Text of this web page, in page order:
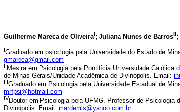
Guilherme Mareca de OliveiraI; Juliana Nunes de BarrosII;
IGraduado em psicologia pela Universidade do Estado de
gmareca@gmail.com
II Mestra em Psicologia pela Pontifícia Universidade Católica
de Minas Gerais/Unidade Acadêmica de Divinópolis. Email:
IIIGraduado em Psicologia pela Universidade Estadual de
mrfpsi@hotmail.com
IVDoutor em Psicologia pela UFMG. Professor de Psicologia
Divinópolis. Email: mardemls@yahoo.com.br